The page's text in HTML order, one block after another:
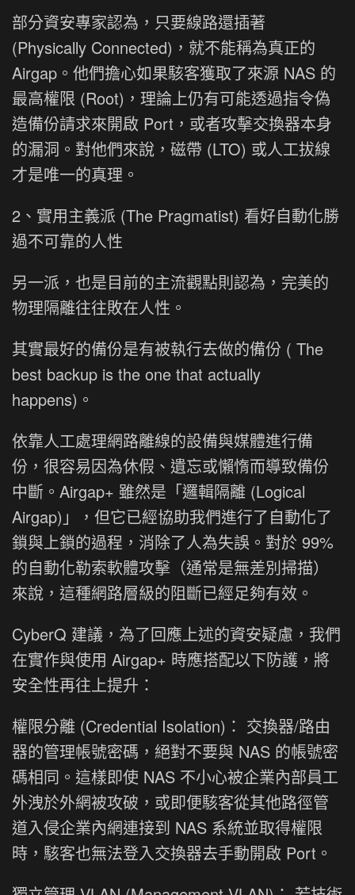
部分資安專家認為，只要線路還插著
(Physically Connected)，就不能稱為真正的
Airgap。他們擔心如果駭客獲取了來源 NAS 的
最高權限 (Root)，理論上仍有可能透過指令偽
造備份請求來開啟 Port，或者攻擊交換器本身
的漏洞。對他們來說，磁帶 (LTO) 或人工拔線
才是唯一的真理。
2、實用主義派 (The Pragmatist) 看好自動化勝
過不可靠的人性
另一派，也是目前的主流觀點則認為，完美的
物理隔離往往敗在人性。
其實最好的備份是有被執行去做的備份 ( The
best backup is the one that actually
happens)。
依靠人工處理網路離線的設備與媒體進行備
份，很容易因為休假、遺忘或懶惰而導致備份
中斷。Airgap+ 雖然是「邏輯隔離 (Logical
Airgap)」，但它已經協助我們進行了自動化了
鎖與上鎖的過程，消除了人為失誤。對於 99%
的自動化勒索軟體攻擊（通常是無差別掃描）
來說，這種網路層級的阻斷已經足夠有效。
CyberQ 建議，為了回應上述的資安疑慮，我們
在實作與使用 Airgap+ 時應搭配以下防護，將
安全性再往上提升：
權限分離 (Credential Isolation)： 交換器/路由
器的管理帳號密碼，絕對不要與 NAS 的帳號密
碼相同。這樣即使 NAS 不小心被企業內部員工
外洩於外網被攻破，或即便駭客從其他路徑管
道入侵企業內網連接到 NAS 系統並取得權限
時，駭客也無法登入交換器去手動開啟 Port。